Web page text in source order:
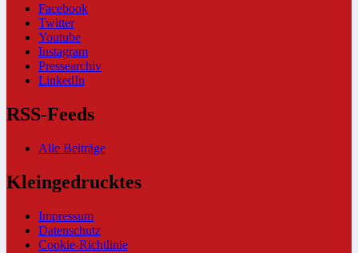
Facebook
Twitter
Youtube
Instagram
Pressearchiv
LinkedIn
RSS-Feeds
Alle Beiträge
Kleingedrucktes
Impressum
Datenschutz
Cookie-Richtlinie